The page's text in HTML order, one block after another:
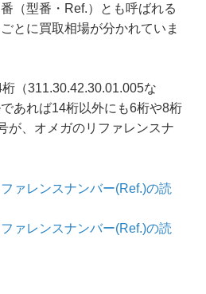
（型番・Ref.）とも呼ばれる
とに買取相場が分かれていま
（311.30.42.30.01.005な
あれば14桁以外にも6桁や8桁
が、オメガのリファレンスナ
ァレンスナンバー(Ref.)の読
ァレンスナンバー(Ref.)の読